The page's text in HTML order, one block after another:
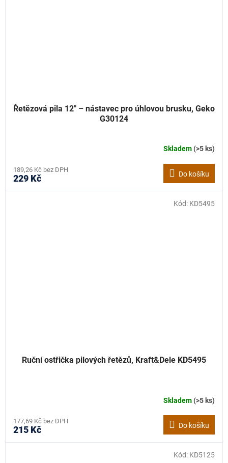
Řetězová pila 12" – nástavec pro úhlovou brusku, Geko
G30124
Skladem(>5 ks)
189,26 Kč bez DPH
229 Kč Do košíku
Ruční ostřička pilových řetězů, Kraft&Dele KD5495
Skladem(>5 ks)
177,69 Kč bez DPH
215 Kč Do košíku
Kód: KD5495
Kód: KD5125